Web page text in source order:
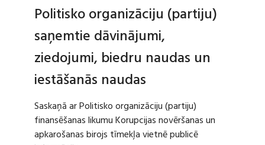
Politisko organizāciju (partiju)
saņemtie dāvinājumi,
ziedojumi, biedru naudas un
iestāšanās naudas
Saskaņā ar Politisko organizāciju (partiju)
finansēšanas likumu Korupcijas novēršanas un
apkarošanas birojs tīmekļa vietnē publicē